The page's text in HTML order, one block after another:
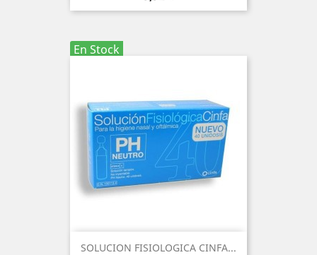
En Stock
SOLUCION FISIOLOGICA CINFA...